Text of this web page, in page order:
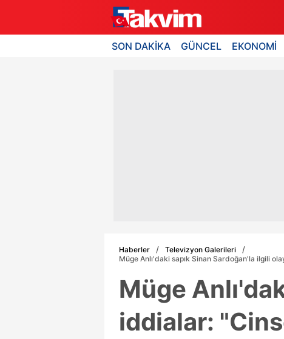
SON DAKİKA GÜNCEL EKONOMİ
Haberler
Televizyon Galerileri
Müge Anlı'daki sapık Sinan Sardoğan'la ilgili
Müge
iddialar: